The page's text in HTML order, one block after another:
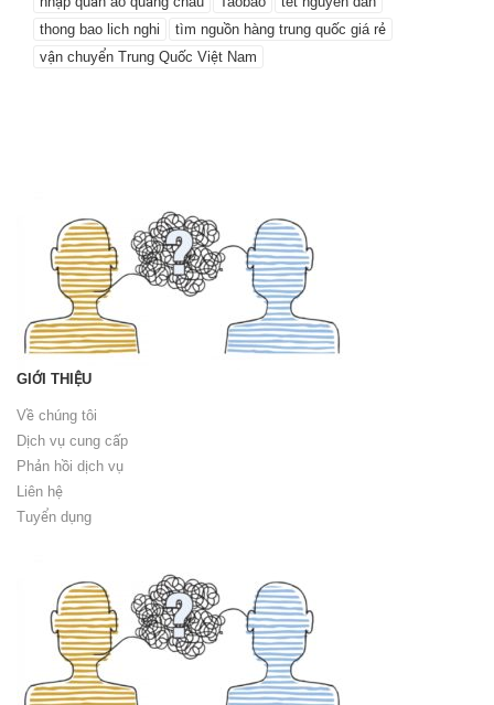
thong bao lich nghi
tìm nguồn hàng trung quốc giá rẻ
vận chuyển Trung Quốc Việt Nam
GIỚI THIỆU
Về chúng tôi
Dịch vụ cung cấp
Phản hồi dịch vụ
Liên hệ
Tuyển dụng